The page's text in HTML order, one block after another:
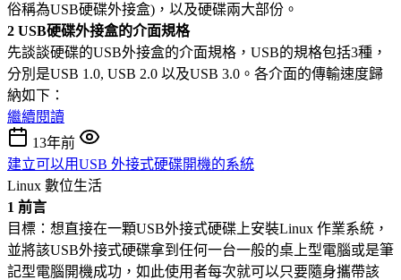
俗稱為USB硬碟外接盒)，以及硬碟兩大部份。
2 USB硬碟外接盒的介面規格
先談談硬碟的USB外接盒的介面規格，USB的規格包括3種，
分別是USB 1.0, USB 2.0 以及USB 3.0。各介面的傳輸速度歸
納如下：
繼續閱讀
13年前
建立可以用USB 外接式硬碟開機的系統
Linux 數位生活
1 前言
目標：想直接在一顆USB外接式硬碟上安裝Linux 作業系統，
並將該USB外接式硬碟拿到任何一台一般的桌上型電腦或是筆
記型電腦開機成功，如此使用者每次就可以只要隨身攜帶該